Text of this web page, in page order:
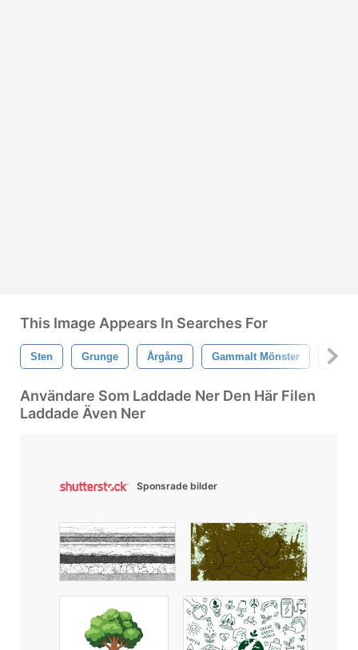
This Image Appears In Searches For
Sten Grunge Årgång Gammalt Mönster
Användare Som Laddade Ner Den Här Filen
Laddade Även Ner
Sponsrade bilder